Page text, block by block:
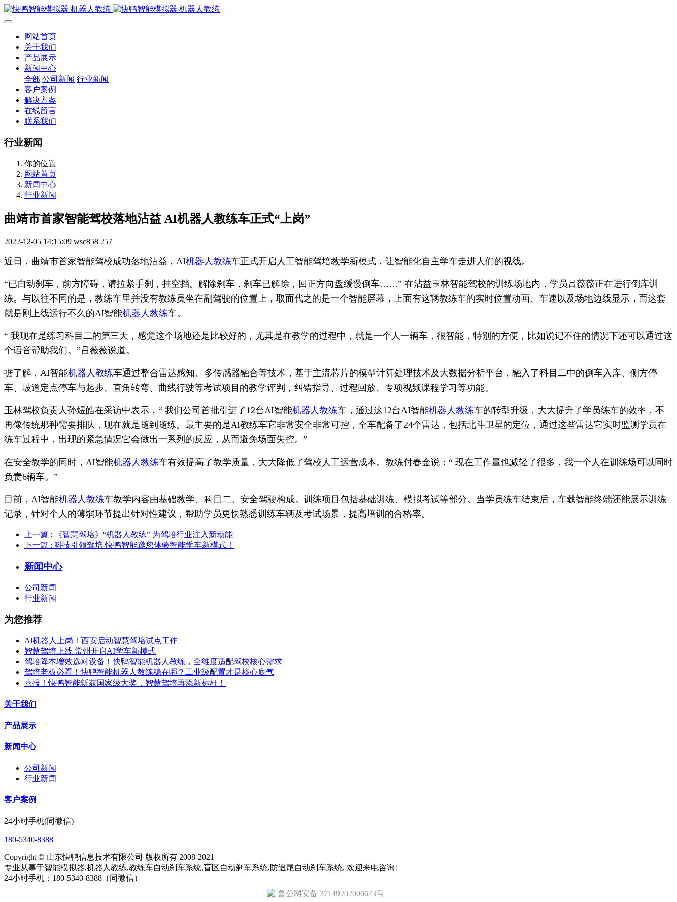
网站首页
关于我们
产品展示
新闻中心
全部 公司新闻 行业新闻
客户案例
解决方案
在线留言
联系我们
行业新闻
你的位置
网站首页
新闻中心
行业新闻
曲靖市首家智能驾校落地沾益 AI机器人教练车正式“上岗”
2022-12-05 14:15:09 wsc858 257
近日，曲靖市首家智能驾校成功落地沾益，AI机器人教练车正式开启人工智能驾培教学新模式，让智能化自主学车走进人们的视线。
“已自动刹车，前方障碍，请拉紧手刹，挂空挡。解除刹车，刹车已解除，回正方向盘缓慢倒车……” 在沾益玉林智能驾校的训练场地内，学员吕薇薇正在进行倒库训
练。与以往不同的是，教练车里并没有教练员坐在副驾驶的位置上，取而代之的是一个智能屏幕，上面有这辆教练车的实时位置动画、车速以及场地边线显示，而这套
就是刚上线运行不久的AI智能机器人教练车。
“ 我现在是练习科目二的第三天，感觉这个场地还是比较好的，尤其是在教学的过程中，就是一个人一辆车，很智能，特别的方便，比如说记不住的情况下还可以通过这
个语音帮助我们。”吕薇薇说道。
据了解，AI智能机器人教练车通过整合雷达感知、多传感器融合等技术，基于主流芯片的模型计算处理技术及大数据分析平台，融入了科目二中的倒车入库、侧方停
车、坡道定点停车与起步、直角转弯、曲线行驶等考试项目的教学评判，纠错指导、过程回放、专项视频课程学习等功能。
玉林驾校负责人孙煜皓在采访中表示，“ 我们公司首批引进了12台AI智能机器人教练车，通过这12台AI智能机器人教练车的转型升级，大大提升了学员练车的效率，不
再像传统那种需要排队，现在就是随到随练。最主要的是AI教练车它非常安全非常可控，全车配备了24个雷达，包括北斗卫星的定位，通过这些雷达它实时监测学员在
练车过程中，出现的紧急情况它会做出一系列的反应，从而避免场面失控。”
在安全教学的同时，AI智能机器人教练车有效提高了教学质量，大大降低了驾校人工运营成本。教练付春金说：“ 现在工作量也减轻了很多，我一个人在训练场可以同时
负责6辆车。”
目前，AI智能机器人教练车教学内容由基础教学、科目二、安全驾驶构成。训练项目包括基础训练、模拟考试等部分。当学员练车结束后，车载智能终端还能展示训练
记录，针对个人的薄弱环节提出针对性建议，帮助学员更快熟悉训练车辆及考试场景，提高培训的合格率。
上一篇 : 《智慧驾培》“机器人教练” 为驾培行业注入新动能
下一篇 : 科技引领驾培-快鸭智能邀您体验智能学车新模式！
新闻中心
公司新闻
行业新闻
为您推荐
AI机器人上岗！西安启动智慧驾培试点工作
智慧驾培上线 常州开启AI学车新模式
驾培降本增效选对设备！快鸭智能机器人教练，全维度适配驾校核心需求
驾培老板必看！快鸭智能机器人教练稳在哪？工业级配置才是核心底气
喜报！快鸭智能斩获国家级大奖，智慧驾培再添新标杆！
关于我们
产品展示
新闻中心
公司新闻
行业新闻
客户案例
24小时手机(同微信)
180-5340-8388
Copyright © 山东快鸭信息技术有限公司 版权所有 2008-2021
专业从事于智能模拟器,机器人教练,教练车自动刹车系统,盲区自动刹车系统,防追尾自动刹车系统, 欢迎来电咨询!
24小时手机：180-5340-8388（同微信）
鲁公网安备 37149202000673号